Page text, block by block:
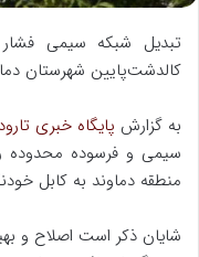
تبديل شبکه سیمی
کالدشت‌پایین شهرستان
به گزارش پایگاه خبری
سیمی و فرسوده محدوده
منطقه دماوند به کابل
شایان ذکر است اصلاح و